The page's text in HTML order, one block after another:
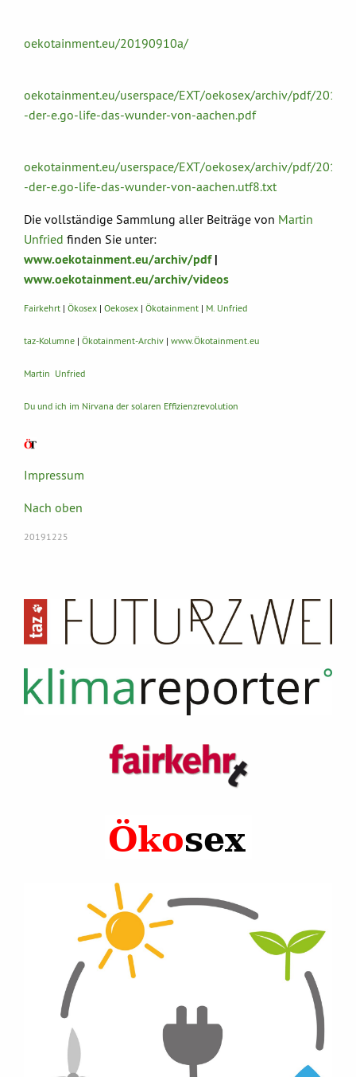
oekotainment.eu/20190910a/
oekotainment.eu/userspace/EXT/oekosex/archiv/pdf/
-der-e.go-life-das-wunder-von-aachen.pdf
oekotainment.eu/userspace/EXT/oekosex/archiv/pdf/
-der-e.go-life-das-wunder-von-aachen.utf8.txt
Die vollständige Sammlung aller Beiträge von Martin
Unfried finden Sie unter:
www.oekotainment.eu/archiv/pdf|
www.oekotainment.eu/archiv/videos
Fairkehrt | Ökosex | Oekosex | Ökotainment | M. Unfried
taz-Kolumne | Ökotainment-Archiv | www.Ökotainment.eu
Martin Unfried
Du und ich im Nirvana der solaren Effizienzrevolution
Impressum
Nach oben
20191225